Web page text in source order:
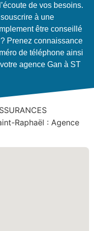
de vos besoins.
à une
être conseillé
Prenez connaissance
de téléphone ainsi
agence Gan à ST
Raphaël : Agence